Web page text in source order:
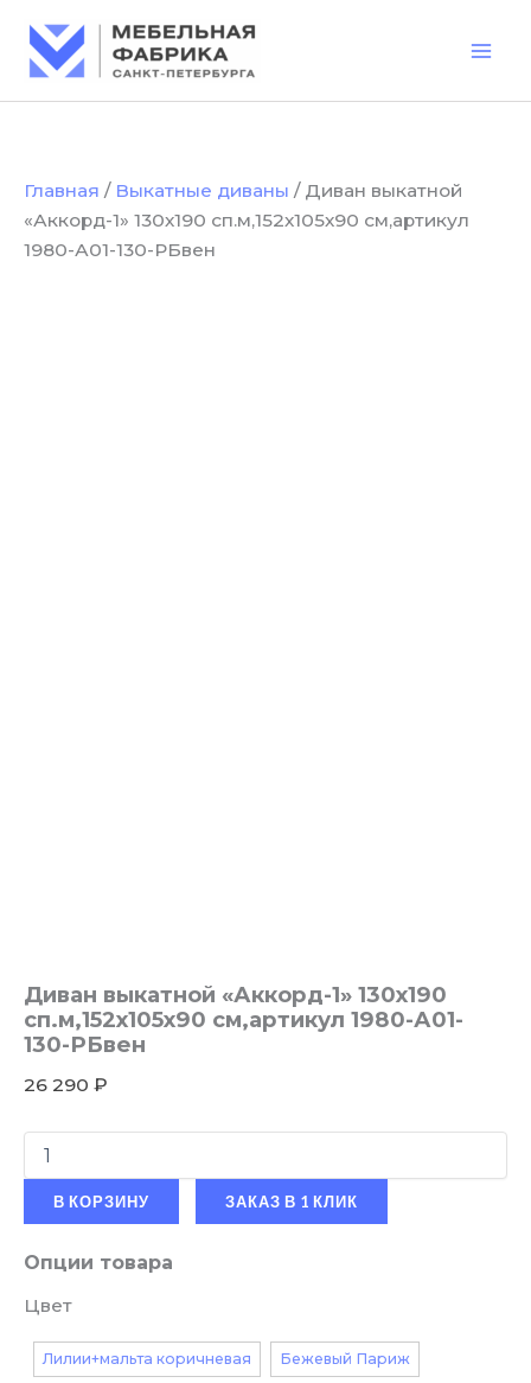
содержимому
Главная / Выкатные диваны / Диван выкатной
«Аккорд-1» 130х190 сп.м,152х105х90 см,артикул
1980-А01-130-РБвен
Диван выкатной «Аккорд-1» 130х190
сп.м,152х105х90 см,артикул 1980-А01-
130-РБвен
26 290 ₽
товара
Диван
выкатной
"Аккорд-1"
см,артикул
1980-
А01-
130-
В КОРЗИНУ ЗАКАЗ В 1 КЛИК
Опции товара
Цвет
Лилии+мальта коричневая Бежевый Париж